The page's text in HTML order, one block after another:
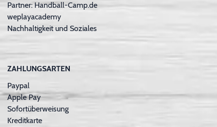
Partner: Handball-Camp.de
weplayacademy
Nachhaltigkeit und Soziales
ZAHLUNGSARTEN
Paypal
Apple Pay
Sofortüberweisung
Kreditkarte